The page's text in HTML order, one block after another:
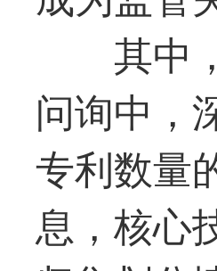
其中
问询中，
专利数量
息，核心